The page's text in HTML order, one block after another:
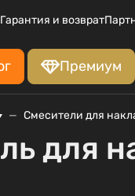
Гарантия и возврат
Премиум
Смесители для
для